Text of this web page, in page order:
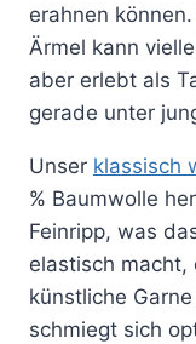
erahnen
Ärmel kann
aber erlebt als
gerade unter
Unser klassisch
% Baumwolle
Feinripp, was
elastisch macht,
künstliche
schmiegt sich